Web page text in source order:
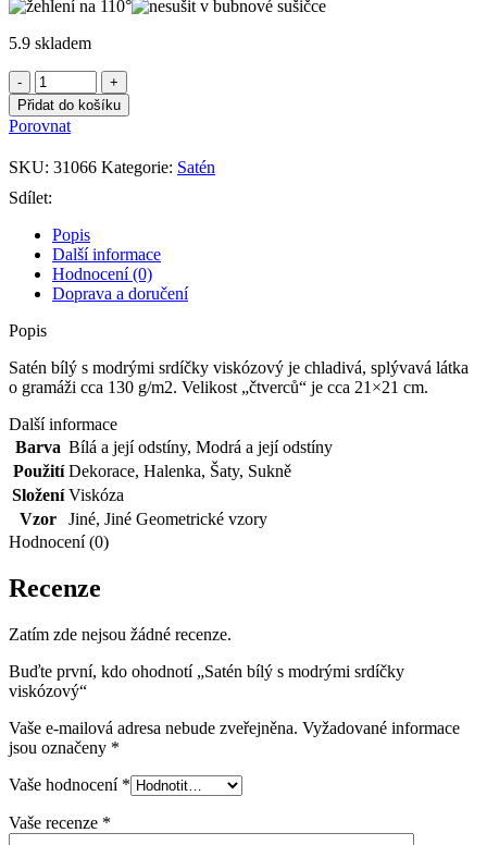
5.9 skladem
Satén
bílý
s
modrými
srdíčky
viskózový
množství
Přidat do košíku
Porovnat
SKU: 31066 Kategorie: Satén
Sdílet:
Popis
Další informace
Hodnocení (0)
Doprava a doručení
Popis
Satén bílý s modrými srdíčky viskózový je chladivá, splývavá látka
o gramáži cca 130 g/m2. Velikost „čtverců“ je cca 21×21 cm.
Další informace
Barva Bílá a její odstíny, Modrá a její odstíny
Použití Dekorace, Halenka, Šaty, Sukně
Složení Viskóza
Vzor
Jiné, Jiné Geometrické vzory
Hodnocení (0)
Recenze
Zatím zde nejsou žádné recenze.
Buďte první, kdo ohodnotí „Satén bílý s modrými srdíčky
viskózový“
Vaše e-mailová adresa nebude zveřejněna. Vyžadované informace
jsou označeny *
Vaše hodnocení *
Vaše recenze *